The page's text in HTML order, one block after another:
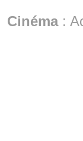
Cinéma: